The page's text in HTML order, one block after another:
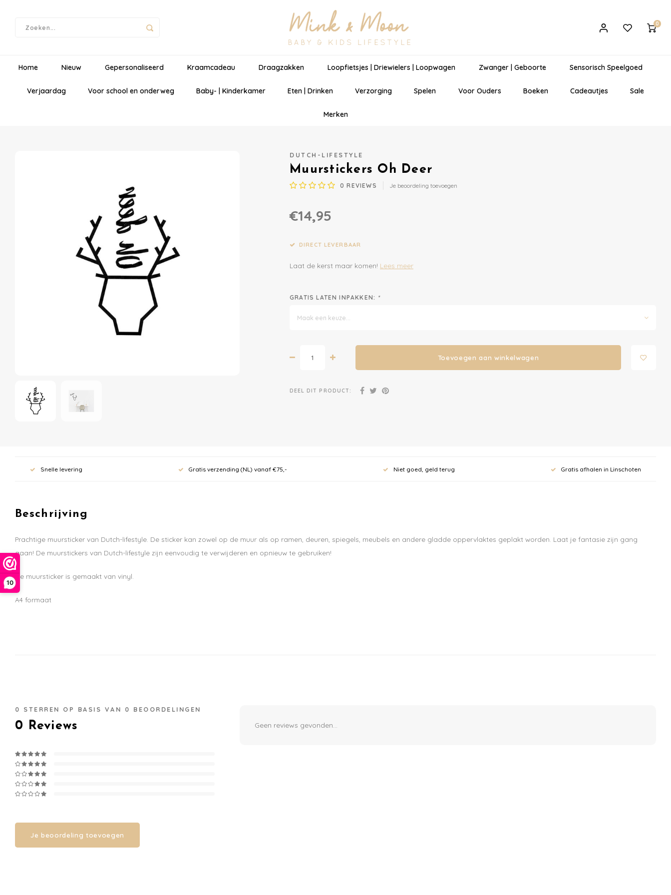
nieuwsbrief en krijg
10
0
Home Nieuw Gepersonaliseerd Kraamcadeau Draagzakken Loopfietsjes | Driewielers | Loopwagen Zwanger | Geboorte Sensorisch Speelgoed
Verjaardag Voor school en onderweg Baby- | Kinderkamer Eten | Drinken Verzorging Spelen Voor Ouders Boeken Cadeautjes Sale
Merken
DUTCH-LIFESTYLE
Muurstickers Oh Deer
0 REVIEWS Je beoordeling toevoegen
€14,95
DIRECT LEVERBAAR
Laat de kerst maar komen! Lees meer
GRATIS LATEN INPAKKEN: *
Maak een keuze...
Toevoegen aan winkelwagen
DEEL DIT PRODUCT:
Snelle levering Gratis verzending (NL) vanaf €75,- Niet goed, geld terug Gratis afhalen in Linschoten
Beschrijving
Prachtige muursticker van Dutch-lifestyle. De sticker kan zowel op de muur als op ramen, deuren, spiegels, meubels en andere gladde oppervlaktes geplakt worden. Laat je fantasie zijn gang
gaan! De muurstickers van Dutch-lifestyle zijn eenvoudig te verwijderen en opnieuw te gebruiken!
De muursticker is gemaakt van vinyl.
A4 formaat
0 STERREN OP BASIS VAN 0 BEOORDELINGEN
0 Reviews
Je beoordeling toevoegen
Geen reviews gevonden...